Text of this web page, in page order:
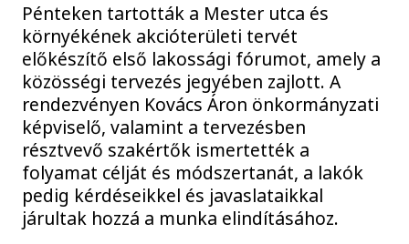
Pénteken tartották a Mester utca és
környékének akcióterületi tervét
előkészítő első lakossági fórumot, amely a
közösségi tervezés jegyében zajlott. A
rendezvényen Kovács Áron önkormányzati
képviselő, valamint a tervezésben
résztvevő szakértők ismertették a
folyamat célját és módszertanát, a lakók
pedig kérdéseikkel és javaslataikkal
járultak hozzá a munka elindításához.